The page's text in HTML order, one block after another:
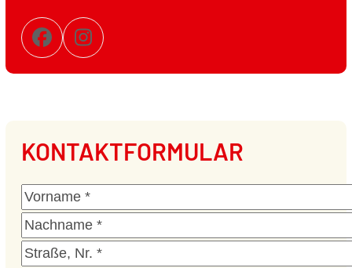
FacebookInstagram
KONTAKTFORMULAR